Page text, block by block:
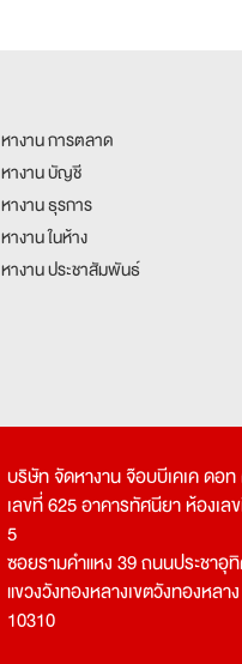
หางาน การตลาด
หางาน บัญชี
หางาน ธุรการ
หางาน ในห้าง
หางาน ประชาสัมพันธ์
บริษัท จัดหางาน จ๊อบบีเคเค ดอ
เลขที่ 625 อาคารทัศนียา ห้องเ
5
ซอยรามคำแหง 39 ถนนประชาอุ
แขวงวังทองหลางเขตวังทองหลา
10310